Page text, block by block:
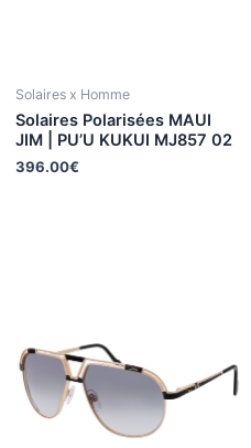
Solaires x Homme
Solaires Polarisées MAUI
JIM | PU’U KUKUI MJ857 02
396.00€